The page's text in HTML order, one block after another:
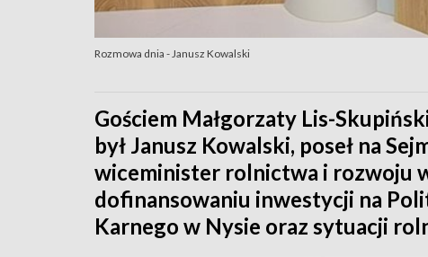
Rozmowa dnia - Janusz Kowalski
Gościem Małgorzaty Lis-
był Janusz Kowalski, poseł na
wiceminister rolnictwa i rozwoju
dofinansowaniu inwestycji na
Karnego w Nysie oraz sytuacji